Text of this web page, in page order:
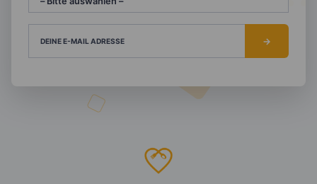
DEINE E-MAIL ADRESSE